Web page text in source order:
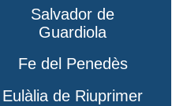
Salvador de
Guardiola
Fe del Penedès
Eulàlia de Riuprimer